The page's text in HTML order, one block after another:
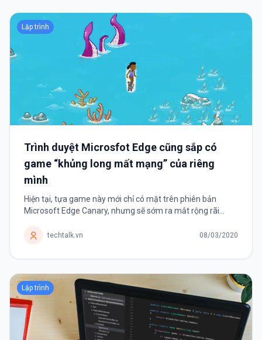
Lập trình
Trình duyệt Microsfot Edge cũng sắp có
game “khủng long mất mạng” của riêng
mình
Hiện tại, tựa game này mới chỉ có mặt trên phiên bản
Microsoft Edge Canary, nhưng sẽ sớm ra mắt rộng rãi
những trình duyệt web phổ...
techtalk.vn 08/03/2020
Lập trình